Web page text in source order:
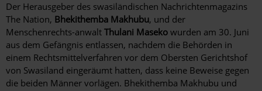
Der Herausgeber des swasiländischen Nachrichtenmagazins
The Nation, Bhekithemba Makhubu, und der
Menschenrechts-anwalt Thulani Maseko wurden am 30. Juni
aus dem Gefängnis entlassen, nachdem die Behörden in
einem Rechtsmittelverfahren vor dem Obersten Gerichtshof
von Swasiland eingeräumt hatten, dass keine Beweise gegen
die beiden Männer vorlägen. Bhekithemba Makhubu und